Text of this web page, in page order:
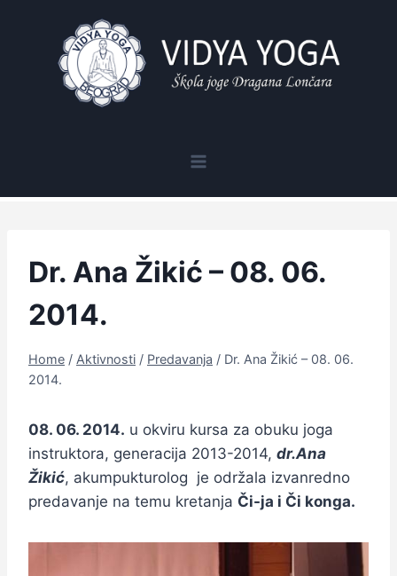
Dr. Ana Žikić – 08. 06.
2014.
Home / Aktivnosti / Predavanja / Dr. Ana Žikić – 08. 06.
2014.
08. 06. 2014. u okviru kursa za obuku joga
instruktora, generacija 2013-2014, dr.Ana
Žikić, akumpukturolog je održala izvanredno
predavanje na temu kretanja Či-ja i Či konga.